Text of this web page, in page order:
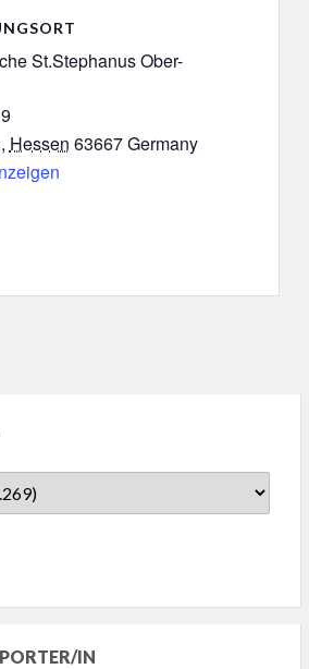
St.Stephanus Ober-
, Hessen 63667Germany
IN